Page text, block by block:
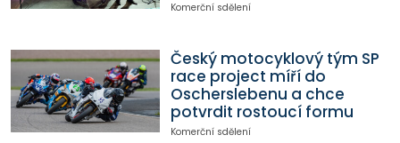
Komerční sdělení
Český motocyklový tým SP
race project míří do
Oscherslebenu a chce
potvrdit rostoucí formu
Komerční sdělení